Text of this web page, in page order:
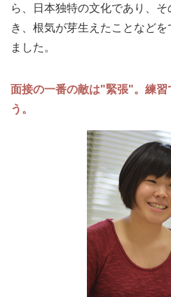
ら、日本独特の文化であり、
き、根気が芽生えたことなど
ました。
面接の一番の敵は"緊張"。練習
う。